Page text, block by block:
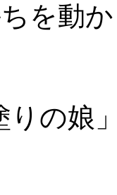
ちを動
りの娘